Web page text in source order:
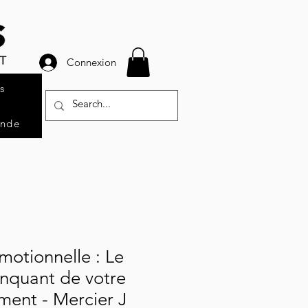
Connexion
: Le
de votre
- Mercier J